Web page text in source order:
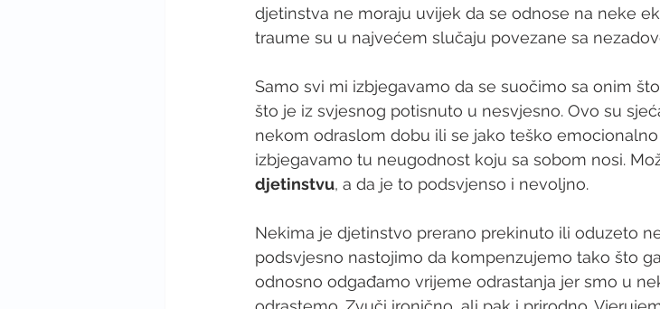
djetinstva ne moraju uvijek da se odnose na neke
traume su u najvećem slučaju povezane sa
Samo svi mi izbjegavamo da se suočimo sa onim
što je iz svjesnog potisnuto u nesvjesno. Ovo su
nekom odraslom dobu ili se jako teško
izbjegavamo tu neugodnost koju sa sobom nosi.
djetinstvu, a da je to podsvjenso i nevoljno.
Nekima je djetinstvo prerano prekinuto ili oduzeto
podsvjesno nastojimo da kompenzujemo tako što
odnosno odgađamo vrijeme odrastanja jer smo u